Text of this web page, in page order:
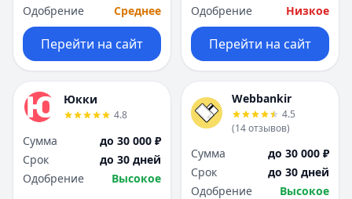
Одобрение
Среднее
Перейти на сайт
Одобрение
Низкое
Перейти на сайт
Юкки
4.8
Сумма
до 30 000 ₽
Срок
до 30 дней
Одобрение
Высокое
Webbankir
4.5
(14отзывов)
Сумма
до 30 000 ₽
Срок
до 30 дней
Одобрение
Высокое